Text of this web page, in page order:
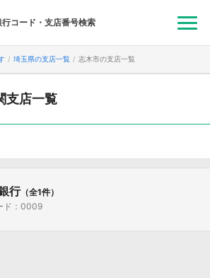
行コード・支店番号検索
埼玉県の支店一覧 志木市の支店一覧
支店一覧
行（全1件）
ド：0009